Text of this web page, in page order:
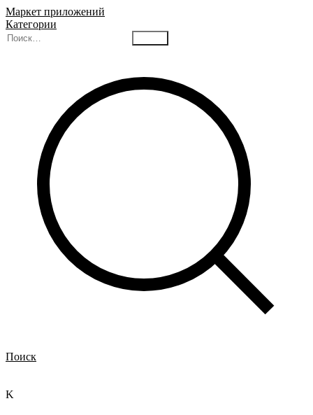
Маркет приложений
Категории
Поиск
K